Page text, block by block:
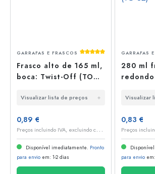
Classificação média
GARRAFAS E FRASCOS
Frasco alto de 165 ml,
boca: Twist-Off (TO
Visualizar lista de preços
0,89 €
P
reços incluindo IVA, excluindo custos de envio
Disponível imediatamente. Pronto
para envio em: 1-2 dias
GARRAFAS
280 ml
Visualizar
0,83 €
para envio